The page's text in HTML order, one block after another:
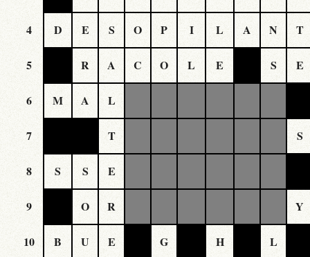
4 D E S O P I L A N T
5 R A C O L E S E
6 M A L
7 T S
8 S S E
9 O R Y
10 B U E G H L